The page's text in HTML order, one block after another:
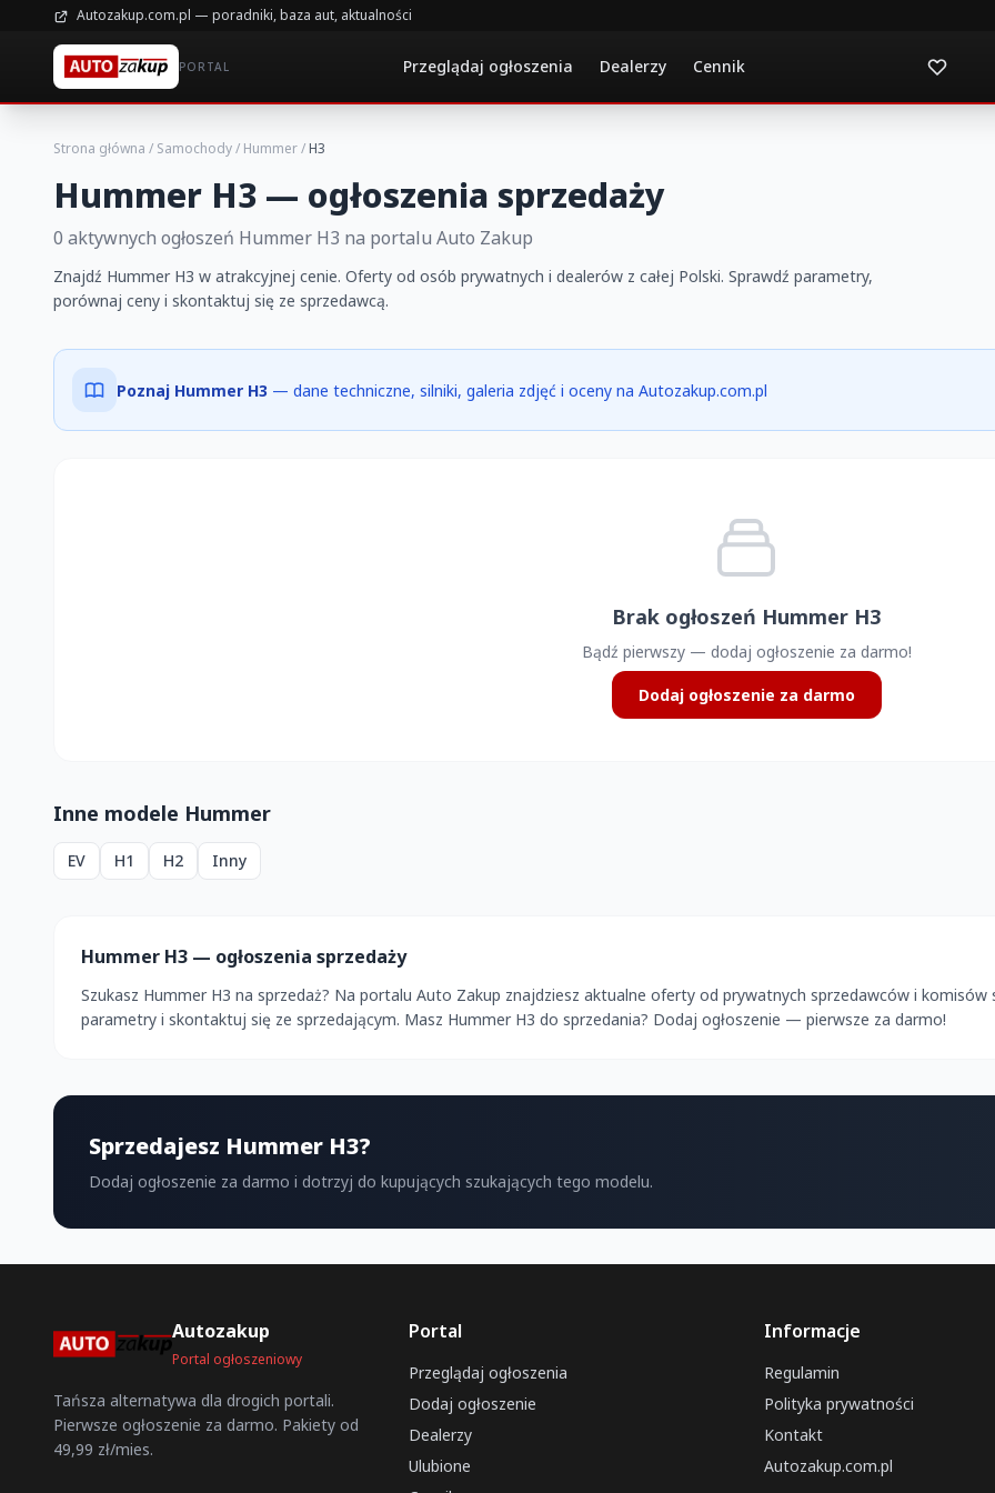
Autozakup.com.pl — poradniki, baza aut, aktualności
PORTAL Przeglądaj ogłoszenia Dealerzy Cennik
Strona główna / Samochody/ Hummer/H3
Hummer H3 — ogłoszenia sprzedaży
0 aktywnych ogłoszeń Hummer H3 na portalu Auto Zakup
Znajdź Hummer H3 w atrakcyjnej cenie. Oferty od osób prywatnych i dealerów z całej Polski. Sprawdź parametry,
porównaj ceny i skontaktuj się ze sprzedawcą.
Poznaj Hummer H3 — dane techniczne, silniki, galeria zdjęć i oceny na Autozakup.com.pl
Brak ogłoszeń Hummer H3
Bądź pierwszy — dodaj ogłoszenie za darmo!
Dodaj ogłoszenie za darmo
Inne modele Hummer
EV H1 H2 Inny
Hummer H3 — ogłoszenia sprzedaży
Szukasz Hummer H3 na sprzedaż? Na portalu Auto Zakup znajdziesz aktualne oferty od prywatnych sprzedawców i komisów
parametry i skontaktuj się ze sprzedającym. Masz Hummer H3 do sprzedania? Dodaj ogłoszenie — pierwsze za darmo!
Sprzedajesz Hummer H3?
Dodaj ogłoszenie za darmo i dotrzyj do kupujących szukających tego modelu.
Autozakup
Portal ogłoszeniowy
Tańsza alternatywa dla drogich portali.
Pierwsze ogłoszenie za darmo. Pakiety od
49,99 zł/mies.
Portal
Przeglądaj ogłoszenia
Dodaj ogłoszenie
Dealerzy
Ulubione
Informacje
Regulamin
Polityka prywatności
Kontakt
Autozakup.com.pl